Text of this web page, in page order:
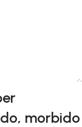
morbido